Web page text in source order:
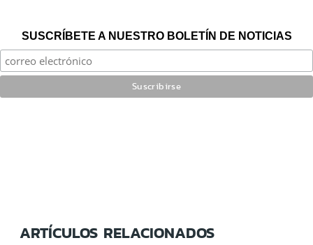
SUSCRÍBETE A NUESTRO BOLETÍN DE NOTICIAS
ARTÍCULOS RELACIONADOS